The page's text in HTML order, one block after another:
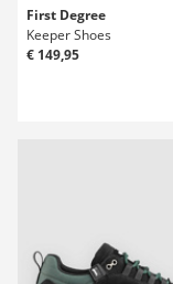
First Degree
Keeper Shoes
€ 149,95